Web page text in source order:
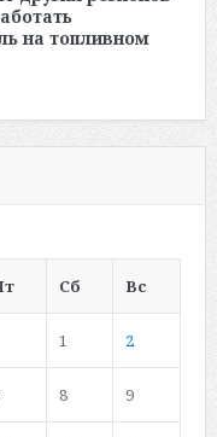
на топливном
Сб Вс
1 2
8 9